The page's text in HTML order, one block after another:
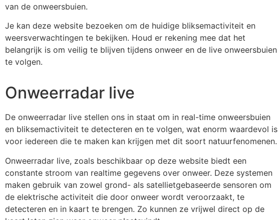
van de onweersbuien.
Je kan deze website bezoeken om de huidige bliksemactiviteit en
weersverwachtingen te bekijken. Houd er rekening mee dat het
belangrijk is om veilig te blijven tijdens onweer en de live onweersbuien
te volgen.
Onweerradar live
De onweerradar live stellen ons in staat om in real-time onweersbuien
en bliksemactiviteit te detecteren en te volgen, wat enorm waardevol is
voor iedereen die te maken kan krijgen met dit soort natuurfenomenen.
Onweerradar live, zoals beschikbaar op deze website biedt een
constante stroom van realtime gegevens over onweer. Deze systemen
maken gebruik van zowel grond- als satellietgebaseerde sensoren om
de elektrische activiteit die door onweer wordt veroorzaakt, te
detecteren en in kaart te brengen. Zo kunnen ze vrijwel direct op de